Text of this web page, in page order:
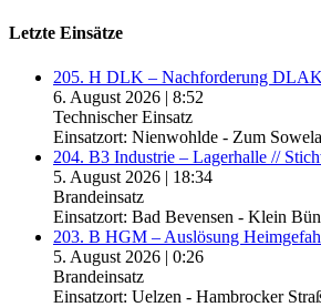
Letzte Einsätze
205. H DLK – Nachforderung DLAK
6. August 2026 | 8:52
Technischer Einsatz
Einsatzort: Nienwohlde - Zum
204. B3 Industrie – Lagerhalle //
5. August 2026 | 18:34
Brandeinsatz
Einsatzort: Bad Bevensen - Klein
203. B HGM – Auslösung
5. August 2026 | 0:26
Brandeinsatz
Einsatzort: Uelzen - Hambrocker